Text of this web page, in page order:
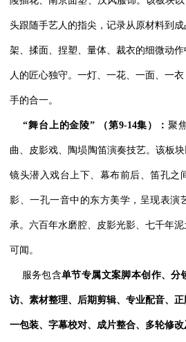
头跟随手艺人的指尖，记录从原材料到
架、揉面、捏塑、量体、裁衣的细微动
人的匠心独守。一灯、一花、一面、一
手的合一。
“舞台上的金陵” （第9-14集）： 聚
曲、皮影戏、陶埙陶笛演奏技艺。该板块
镜头潜入戏台上下、幕布前后、笛孔之
影、一孔一音中的东方美学，呈现表演
承。六百年水磨腔、皮影光影、七千年
可闻。
服务包含单节专属文案脚本创作、分
访、素材整理、后期剪辑、专业配音、
一包装、字幕校对、成片整合、多轮修